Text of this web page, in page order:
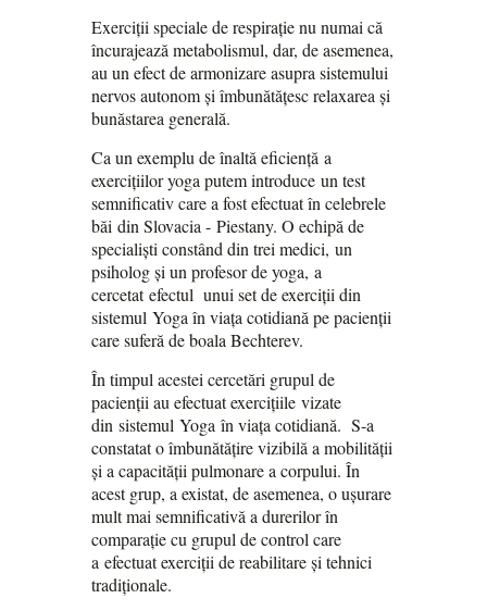
Exerciții speciale de respirație nu numai că
încurajează metabolismul, dar, de asemenea,
au un efect de armonizare asupra sistemului
nervos autonom și îmbunătățesc relaxarea și
bunăstarea generală.
Ca un exemplu de înaltă eficiență a
exercițiilor yoga putem introduce un test
semnificativ care a fost efectuat în celebrele
băi din Slovacia - Piestany. O echipă de
specialiști constând din trei medici, un
psiholog și un profesor de yoga, a
cercetat efectul unui set de exerciții din
sistemul Yoga în viața cotidiană pe pacienții
care suferă de boala Bechterev.
În timpul acestei cercetări grupul de
pacienții au efectuat exercițiile vizate
din sistemul Yoga în viața cotidiană. S-a
constatat o îmbunătățire vizibilă a mobilității
și a capacității pulmonare a corpului. În
acest grup, a existat, de asemenea, o ușurare
mult mai semnificativă a durerilor în
comparație cu grupul de control care
a efectuat exerciții de reabilitare și tehnici
tradiționale.